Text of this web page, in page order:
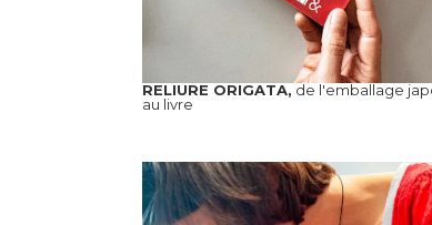
RELIURE ORIGATA,de l'emballage
au livre